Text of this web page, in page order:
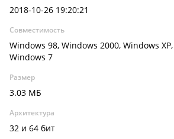
2018-10-26 19:20:21
Совместимость
Windows 98, Windows 2000, Windows
Windows 7
Размер
3.03 МБ
Архитектура
32 и 64 бит